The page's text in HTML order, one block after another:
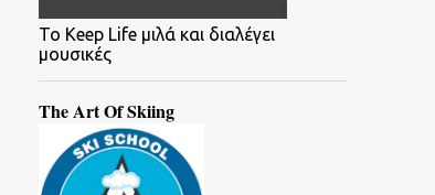
To Keep Life μιλά και διαλέγει
μουσικές
The Art Of Skiing